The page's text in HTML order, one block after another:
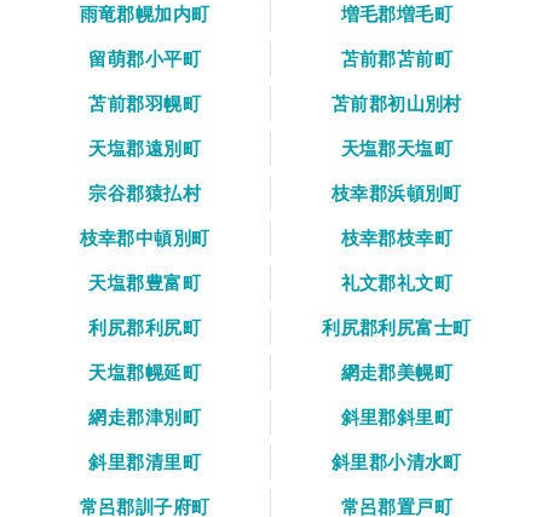
雨竜郡幌加内町
増毛郡増毛町
留萌郡小平町
苫前郡苫前町
苫前郡羽幌町
苫前郡初山別村
天塩郡遠別町
天塩郡天塩町
宗谷郡猿払村
枝幸郡浜頓別町
枝幸郡中頓別町
枝幸郡枝幸町
天塩郡豊富町
礼文郡礼文町
利尻郡利尻町
利尻郡利尻富士町
天塩郡幌延町
網走郡美幌町
網走郡津別町
斜里郡斜里町
斜里郡清里町
斜里郡小清水町
常呂郡訓子府町
常呂郡置戸町